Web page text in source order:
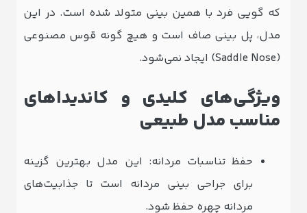
که گویی فرد با همین بینی متولد شده است. در این
مدل، پل بینی صاف است و هیچ ‌گونه قوس مصنوعی
ویژگی‌های کلیدی و کاندیداهای
مناسب مدل طبیعی
حفظ تناسبات مردانه: این مدل بهترین گزینه
برای جراحی بینی مردانه است تا جذابیت‌های
مردانه چهره حفظ شود.